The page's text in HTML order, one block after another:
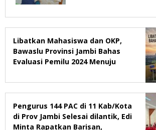
Libatkan Mahasiswa dan OKP,
Bawaslu Provinsi Jambi Bahas
Evaluasi Pemilu 2024 Menuju
Pengurus 144 PAC di 11 Kab/Kota
di Prov Jambi Selesai dilantik, Edi
Minta Rapatkan Barisan,